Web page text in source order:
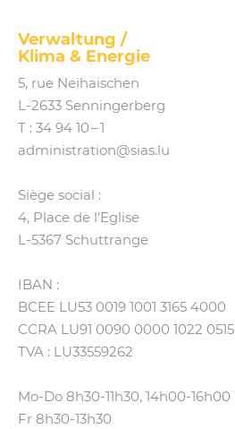
Verwaltung /
Klima & Energie
5, rue Neihaischen
L‑2633 Senningerberg
T : 34 94 10 – 1
administration@​sias.​lu
Siège social :
4, Place de l’Eglise
L‑5367 Schuttrange
IBAN :
BCEE LU53 0019 1001 3165 4000
CCRA LU91 0090 0000 1022 0515
TVA : LU33559262
Mo-Do 8h30-11h30, 14h00-16h00
Fr 8h30-13h30